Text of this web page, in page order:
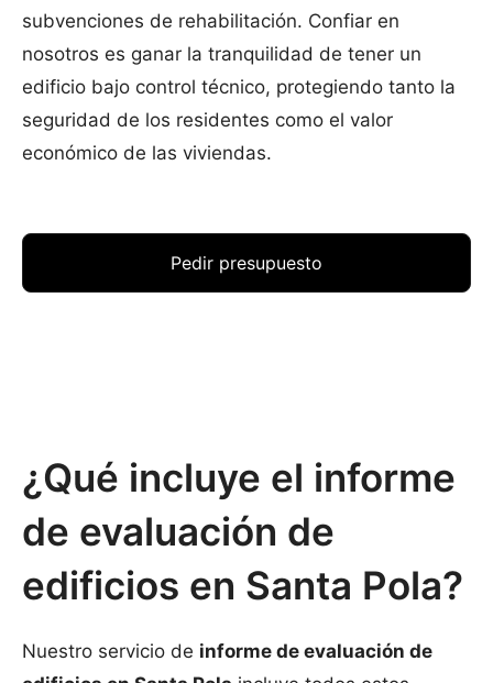
subvenciones de rehabilitación. Confiar en
nosotros es ganar la tranquilidad de tener un
edificio bajo control técnico, protegiendo tanto la
seguridad de los residentes como el valor
económico de las viviendas.
Pedir presupuesto
¿Qué incluye el informe
de evaluación de
edificios en Santa Pola?
Nuestro servicio de informe de evaluación de